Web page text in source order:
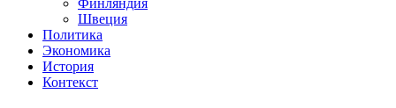
Финляндия
Швеция
Политика
Экономика
История
Контекст